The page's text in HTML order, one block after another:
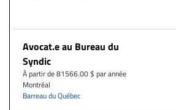
Avocat.e au Bureau du
Syndic
À partir de 81566.00 $ par année
Montréal
Barreau du Québec